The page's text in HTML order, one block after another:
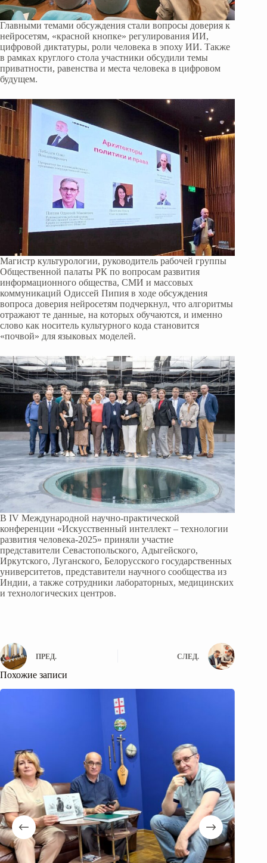
Главными темами обсуждения стали вопросы доверия к
нейросетям, «красной кнопке» регулирования ИИ,
цифровой диктатуры, роли человека в эпоху ИИ. Также
в рамках круглого стола участники обсудили темы
приватности, равенства и места человека в цифровом
будущем.
Магистр культурологии, руководитель рабочей группы
Общественной палаты РК по вопросам развития
информационного общества, СМИ и массовых
коммуникаций Одиссей Пипия в ходе обсуждения
вопроса доверия нейросетям подчеркнул, что алгоритмы
отражают те данные, на которых обучаются, и именно
слово как носитель культурного кода становится
«почвой» для языковых моделей.
В IV Международной научно-практической
конференции «Искусственный интеллект – технологии
развития человека-2025» приняли участие
представители Севастопольского, Адыгейского,
Иркутского, Луганского, Белорусского государственных
университетов, представители научного сообщества из
Индии, а также сотрудники лабораторных, медицинских
и технологических центров.
ПРЕД. СЛЕД.
Похожие записи